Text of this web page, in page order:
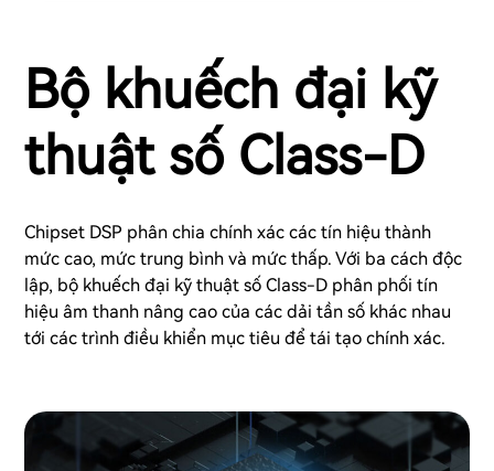
Bộ khuếch đại kỹ
thuật số Class-D
Chipset DSP phân chia chính xác các tín hiệu thành
mức cao, mức trung bình và mức thấp. Với ba cách độc
lập, bộ khuếch đại kỹ thuật số Class-D phân phối tín
hiệu âm thanh nâng cao của các dải tần số khác nhau
tới các trình điều khiển mục tiêu để tái tạo chính xác.